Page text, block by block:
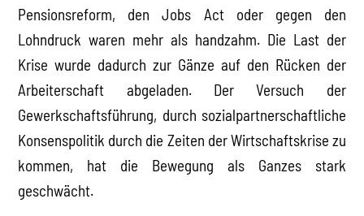
Pensionsreform, den Jobs Act oder gegen den
Lohndruck waren mehr als handzahm. Die Last der
Krise wurde dadurch zur Gänze auf den Rücken der
Arbeiterschaft abgeladen. Der Versuch der
Gewerkschaftsführung, durch sozialpartnerschaftliche
Konsenspolitik durch die Zeiten der Wirtschaftskrise zu
kommen, hat die Bewegung als Ganzes stark
geschwächt.